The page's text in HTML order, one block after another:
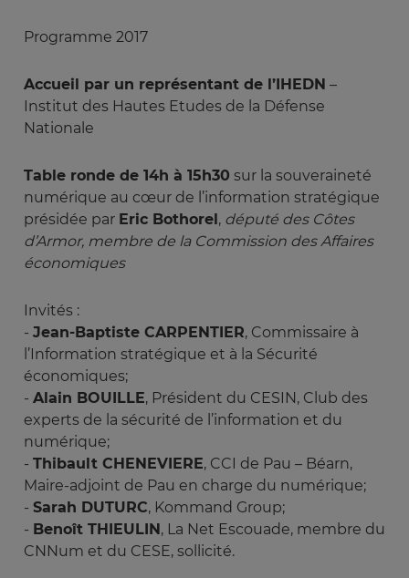
Programme 2017
Accueil par un représentant de l’IHEDN –
Institut des Hautes Etudes de la Défense
Nationale
Table ronde de 14h à 15h30 sur la souveraineté
numérique au cœur de l’information stratégique
présidée par Eric Bothorel, député des Côtes
d’Armor, membre de la Commission des Affaires
économiques
Invités :
- Jean-Baptiste CARPENTIER, Commissaire à
l’Information stratégique et à la Sécurité
économiques;
- Alain BOUILLE, Président du CESIN, Club des
experts de la sécurité de l’information et du
numérique;
- Thibault CHENEVIERE, CCI de Pau – Béarn,
Maire-adjoint de Pau en charge du numérique;
- Sarah DUTURC, Kommand Group;
- Benoît THIEULIN, La Net Escouade, membre du
CNNum et du CESE, sollicité.